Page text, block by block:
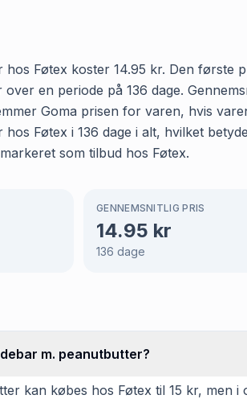
Føtex koster 14.95 kr. Den første
en periode på 136 dage.
Goma prisen for varen, hvis
Føtex i 136 dage i alt, hvilket
som tilbud hos Føtex.
GENNEMSNITLIG PRIS
14.95 kr
136 dage
m. peanutbutter?
kan købes hos Føtex til 15 kr, men